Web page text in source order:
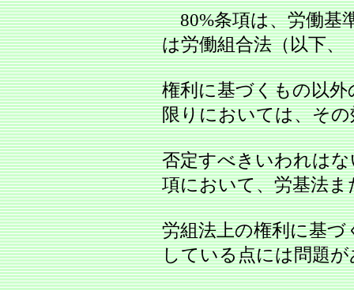
80%条項は、労働基
は労働組合法（以下、
権利に基づくもの以
限りにおいては、その
否定すべきいわれは
項において、労基法ま
労組法上の権利に基づ
している点には問題が